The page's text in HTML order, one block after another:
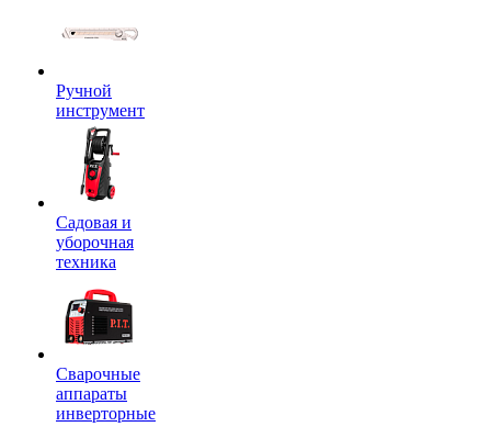
Ручной
инструмент
Садовая и
уборочная
техника
Сварочные
аппараты
инверторные